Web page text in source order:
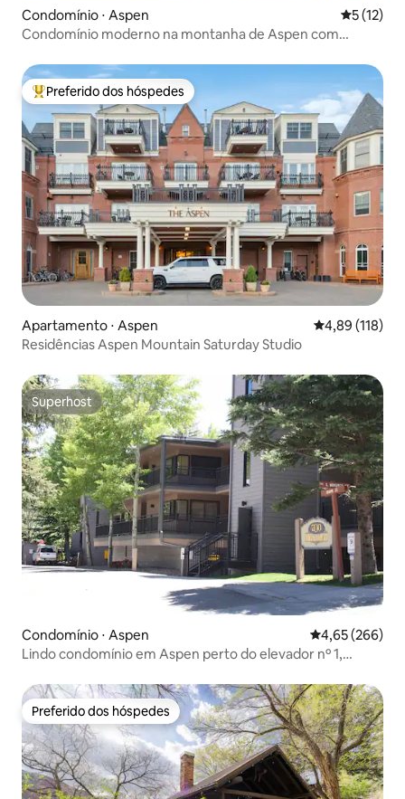
Condomínio ⋅ Aspen 5 de uma
5 (12)
Condomínio moderno na montanha de Aspen com
Entre os melhores preferidos dos hóspedes
Preferido dos hóspedes
Apartamento ⋅ Aspen 4,89 de uma
4,89 (118)
Residências Aspen Mountain Saturday Studio
Superhost
Superhost
Condomínio ⋅ Aspen 4,65 de uma
4,65 (266)
Lindo condomínio em Aspen perto do elevador nº 1,
Preferido dos hóspedes
Preferido dos hóspedes